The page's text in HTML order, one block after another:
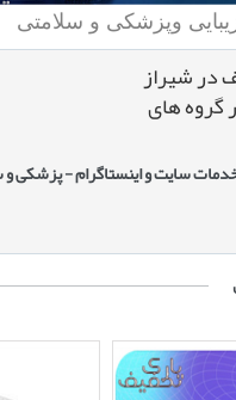
وپزشکی و سلامتی
در شیراز
گروه های
سایت و اینستاگرام - پزشکی و